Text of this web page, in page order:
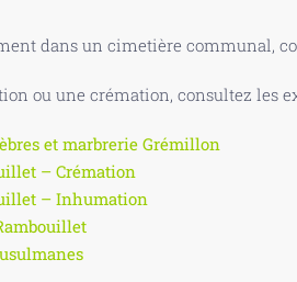
dans un cimetière communal,
ou une crémation, consultez les
et marbrerie Grémillon
– Crémation
– Inhumation